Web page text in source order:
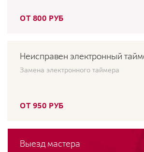
ОТ 800 РУБ
Неисправен электронный
Замена электронного таймера
ОТ 950 РУБ
Выезд мастера